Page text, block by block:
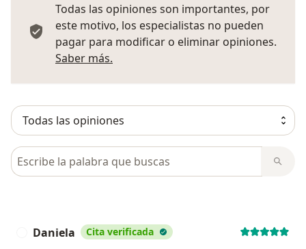
Todas las opiniones son importantes, por
este motivo, los especialistas no pueden
pagar para modificar o eliminar opiniones.
Saber más.
Busca en opiniones
Daniela Cita verificada